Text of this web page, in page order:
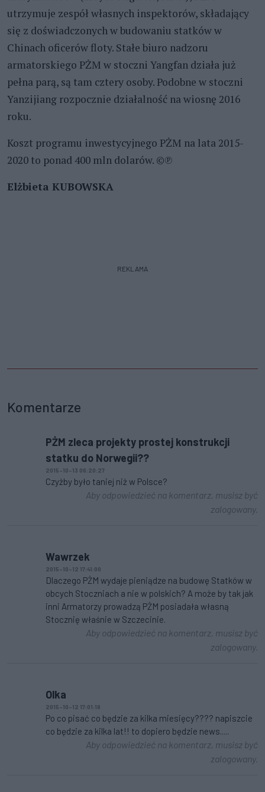
utrzymuje zespół własnych inspektorów, składający
się z doświadczonych w budowaniu statków w
Chinach oficerów floty. Stałe biuro nadzoru
armatorskiego PŻM w stoczni Yangfan działa już
pełna parą, są tam cztery osoby. Podobne w stoczni
Yanzijiang rozpocznie działalność na wiosnę 2016
roku.
Koszt programu inwestycyjnego PŻM na lata 2015-
2020 to ponad 400 mln dolarów. ©℗
Elżbieta KUBOWSKA
REKLAMA
Komentarze
PŻM zleca projekty prostej konstrukcji
statku do Norwegii??
2015-10-13 06:20:27
Czyżby było taniej niż w Polsce?
Aby odpowiedzieć na komentarz, musisz być
zalogowany.
Wawrzek
2015-10-12 17:41:00
Dlaczego PŻM wydaje pieniądze na budowę Statków w
obcych Stoczniach a nie w polskich? A może by tak jak
inni Armatorzy prowadzą PŻM posiadała własną
Stocznię właśnie w Szczecinie.
Aby odpowiedzieć na komentarz, musisz być
zalogowany.
Olka
2015-10-12 17:01:18
Po co pisać co będzie za kilka miesięcy???? napiszcie
co będzie za kilka lat!! to dopiero będzie news.....
Aby odpowiedzieć na komentarz, musisz być
zalogowany.